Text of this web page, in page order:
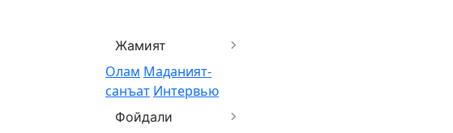
Жамият
Олам Маданият-
санъат Интервью
Фойдали